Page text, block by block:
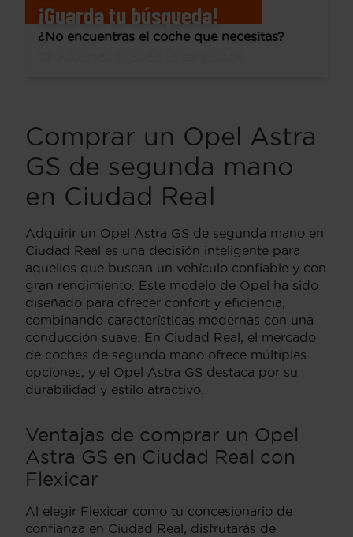
¡Guarda tu búsqueda!
¿No encuentras el coche que necesitas?
Comprar un Opel Astra
GS de segunda mano
en Ciudad Real
Adquirir un Opel Astra GS de segunda mano en
Ciudad Real es una decisión inteligente para
aquellos que buscan un vehículo confiable y con
gran rendimiento. Este modelo de Opel ha sido
diseñado para ofrecer confort y eficiencia,
combinando características modernas con una
conducción suave. En Ciudad Real, el mercado
de coches de segunda mano ofrece múltiples
opciones, y el Opel Astra GS destaca por su
durabilidad y estilo atractivo.
Ventajas de comprar un Opel
Astra GS en Ciudad Real con
Flexicar
Al elegir Flexicar como tu concesionario de
confianza en Ciudad Real, disfrutarás de